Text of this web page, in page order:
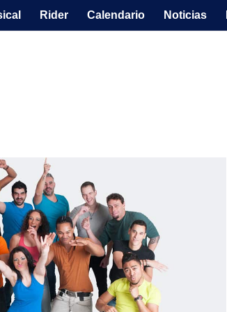
Rider Calendario Noticias